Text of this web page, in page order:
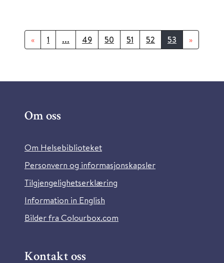
« 1 ... 49 50 51 52 53 »
Om oss
Om Helsebiblioteket
Personvern og informasjonskapsler
Tilgjengelighetserklæring
Information in English
Bilder fra Colourbox.com
Kontakt oss